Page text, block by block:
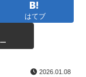
はてブ
2026.01.08